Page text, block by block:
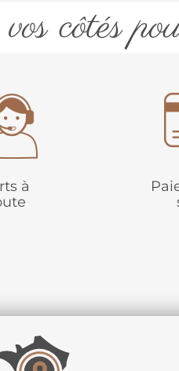
côtés
à